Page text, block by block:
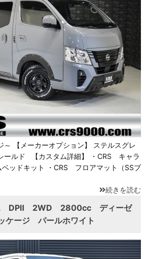
～ 【メーカーオプション】 ステルスグレ
ールド 【カスタム詳細】 ・CRS キャラ
ッドキット ・CRS フロアマット（SSブ
続きを読む
DPⅡ 2WD 2800cc ディーゼ
ケージ パールホワイト